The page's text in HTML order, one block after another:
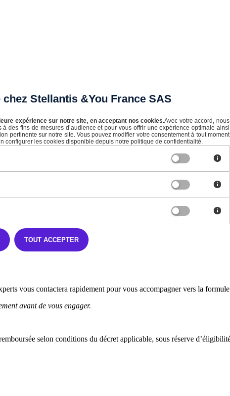
de l’automobile.
ou
vous contactera rapidement pour vous accompagner vers la
avant de vous engager.
selon conditions du décret applicable, sous réserve
chez Stellantis &You France SAS
expérience sur notre site, en acceptant nos cookies.Avec votre accord, nous
à des fins de mesures d’audience et pour vous offrir une expérience optimale ainsi
pertinente sur notre site. Vous pouvez modifier votre consentement à tout moment
configurer les cookies disponible depuis notre politique de confidentialité.
TOUT ACCEPTER